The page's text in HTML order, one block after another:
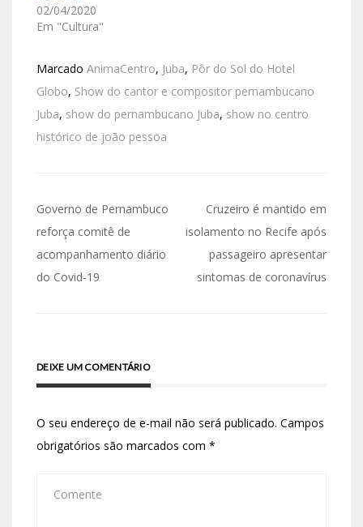
02/04/2020
Em "Cultura"
Marcado AnimaCentro, Juba, Pôr do Sol do Hotel
Globo, Show do cantor e compositor pernambucano
Juba, show do pernambucano Juba, show no centro
histórico de joão pessoa
Governo de Pernambuco
reforça comitê de
acompanhamento diário
do Covid-19
Cruzeiro é mantido em
isolamento no Recife após
passageiro apresentar
sintomas de coronavírus
DEIXE UM COMENTÁRIO
O seu endereço de e-mail não será publicado. Campos
obrigatórios são marcados com *